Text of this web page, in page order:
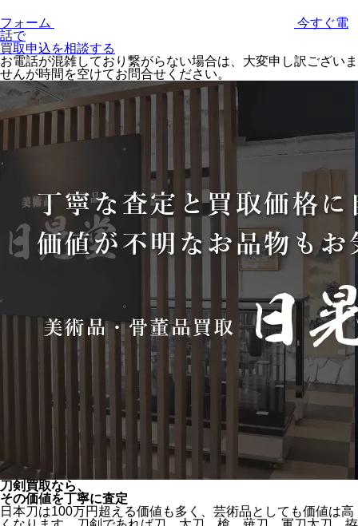
フォーム
今すぐ電
話で
買取申込を相談する
お電話が混雑しており繋がらない場合は、大変申し訳ございま
せんが時間を空けてお問合せください。
刀剣買取なら、
その価値を丁寧に査定
日本刀は100万円超える価値も多く、芸術品としても価値は高